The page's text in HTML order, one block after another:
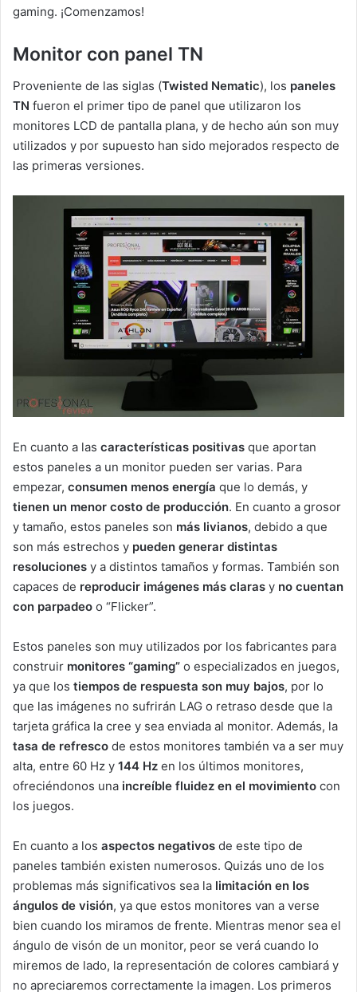
gaming. ¡Comenzamos!
Monitor con panel TN
Proveniente de las siglas (Twisted Nematic), los paneles
TN fueron el primer tipo de panel que utilizaron los
monitores LCD de pantalla plana, y de hecho aún son muy
utilizados y por supuesto han sido mejorados respecto de
las primeras versiones.
En cuanto a las características positivas que aportan
estos paneles a un monitor pueden ser varias. Para
empezar, consumen menos energía que lo demás, y
tienen un menor costo de producción. En cuanto a grosor
y tamaño, estos paneles son más livianos, debido a que
son más estrechos y pueden generar distintas
resoluciones y a distintos tamaños y formas. También son
capaces de reproducir imágenes más claras y no cuentan
con parpadeo o “Flicker”.
Estos paneles son muy utilizados por los fabricantes para
construir monitores “gaming” o especializados en juegos,
ya que los tiempos de respuesta son muy bajos, por lo
que las imágenes no sufrirán LAG o retraso desde que la
tarjeta gráfica la cree y sea enviada al monitor. Además, la
tasa de refresco de estos monitores también va a ser muy
alta, entre 60 Hz y 144 Hz en los últimos monitores,
ofreciéndonos una increíble fluidez en el movimiento con
los juegos.
En cuanto a los aspectos negativos de este tipo de
paneles también existen numerosos. Quizás uno de los
problemas más significativos sea la limitación en los
ángulos de visión, ya que estos monitores van a verse
bien cuando los miramos de frente. Mientras menor sea el
ángulo de visón de un monitor, peor se verá cuando lo
miremos de lado, la representación de colores cambiará y
no apreciaremos correctamente la imagen. Los primeros